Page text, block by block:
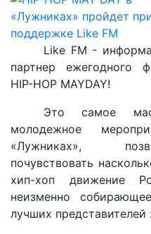
Like FM -
партнер ежегодного
HIP-HOP MAYDAY!
Это самое
молодежное
«Лужниках»,
почувствовать
хип-хоп движение
неизменно
лучших представителей